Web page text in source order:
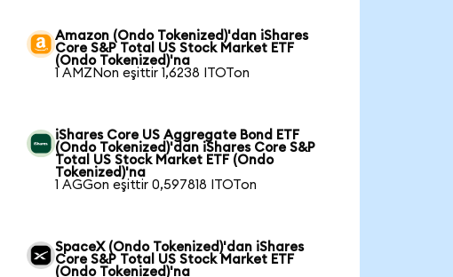
Amazon (Ondo Tokenized)'dan iShares
Core S&P Total US Stock Market ETF
(Ondo Tokenized)'na
1 AMZNon eşittir 1,6238 ITOTon
iShares Core US Aggregate Bond ETF
(Ondo Tokenized)'dan iShares Core S&P
Total US Stock Market ETF (Ondo
Tokenized)'na
1 AGGon eşittir 0,597818 ITOTon
SpaceX (Ondo Tokenized)'dan iShares
Core S&P Total US Stock Market ETF
(Ondo Tokenized)'na